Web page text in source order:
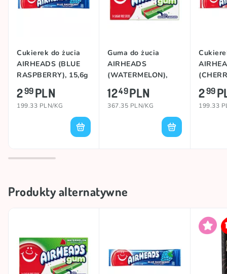
Cukierek do żucia
AIRHEADS (BLUE
RASPBERRY), 15,6g
299PLN
199.33 PLN/KG
Guma do żucia
AIRHEADS
(WATERMELON),
34g
1249PLN
367.35 PLN/KG
299
199.33
Produkty alternatywne